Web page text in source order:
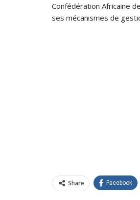
Confédération Africaine
ses mécanismes de
Share Facebook